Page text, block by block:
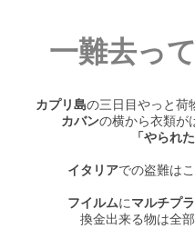
カプリ島の三日目やっと荷
カバンの横から衣類が
「やられた
イタリアでの盗難は
フイルムにマルチプ
換金出来る物は全部
一難去っ